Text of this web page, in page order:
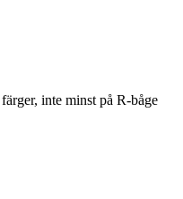
inte minst på R-båge